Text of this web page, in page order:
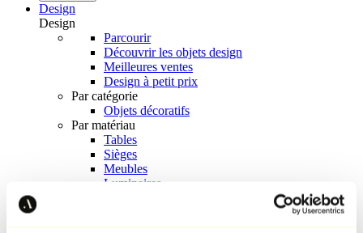
Design
Design
Parcourir
Découvrir les objets design
Meilleures ventes
Design à petit prix
Par catégorie
Objets décoratifs
Par matériau
Tables
Sièges
Meubles
Luminaires